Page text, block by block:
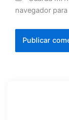
navegador